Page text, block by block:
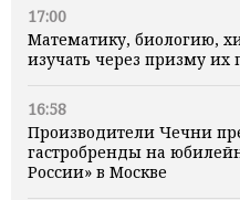
17:00
Математику, биологию,
изучать через призму
16:58
Производители Чечни
гастробренды на
России» в Москве